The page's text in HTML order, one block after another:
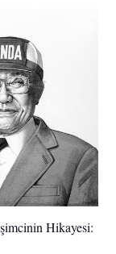
Hikayesi: